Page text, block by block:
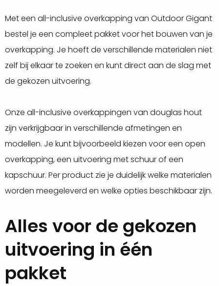
Met een all-inclusive overkapping van Outdoor Gigant
bestel je een compleet pakket voor het bouwen van je
overkapping. Je hoeft de verschillende materialen niet
zelf bij elkaar te zoeken en kunt direct aan de slag met
de gekozen uitvoering.
Onze all-inclusive overkappingen van douglas hout
zijn verkrijgbaar in verschillende afmetingen en
modellen. Je kunt bijvoorbeeld kiezen voor een open
overkapping, een uitvoering met schuur of een
kapschuur. Per product zie je duidelijk welke materialen
worden meegeleverd en welke opties beschikbaar zijn.
Alles voor de gekozen
uitvoering in één
pakket